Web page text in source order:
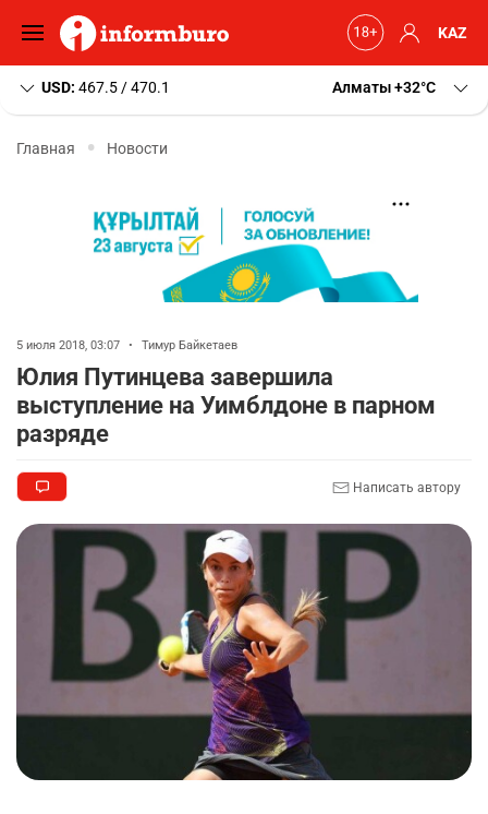
KAZ
USD: 467.5 / 470.1 Алматы+32 C
Главная Новости
5 июля 2018, 03:07 • Тимур Байкетаев
Юлия Путинцева завершила
выступление на Уимблдоне в парном
разряде
Написать автору